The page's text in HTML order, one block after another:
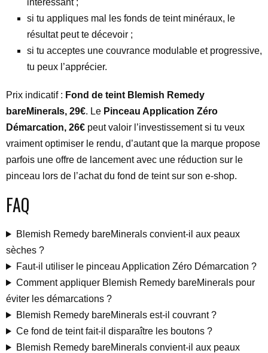
intéressant ;
si tu appliques mal les fonds de teint minéraux, le
résultat peut te décevoir ;
si tu acceptes une couvrance modulable et progressive,
tu peux l’apprécier.
Prix indicatif : Fond de teint Blemish Remedy
bareMinerals, 29€. Le Pinceau Application Zéro
Démarcation, 26€ peut valoir l’investissement si tu veux
vraiment optimiser le rendu, d’autant que la marque propose
parfois une offre de lancement avec une réduction sur le
pinceau lors de l’achat du fond de teint sur son e-shop.
FAQ
Blemish Remedy bareMinerals convient-il aux peaux
sèches ?
Faut-il utiliser le pinceau Application Zéro Démarcation ?
Comment appliquer Blemish Remedy bareMinerals pour
éviter les démarcations ?
Blemish Remedy bareMinerals est-il couvrant ?
Ce fond de teint fait-il disparaître les boutons ?
Blemish Remedy bareMinerals convient-il aux peaux